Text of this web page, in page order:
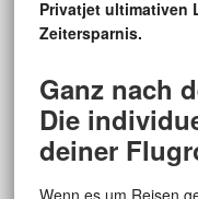
Privatjet ultimativen
Zeitersparnis.
Ganz nach
Die
deiner